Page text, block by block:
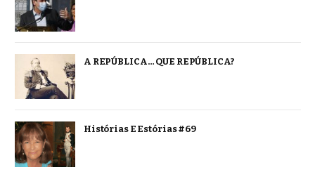
A REPÚBLICA… QUE REPÚBLICA?
Histórias E Estórias #69